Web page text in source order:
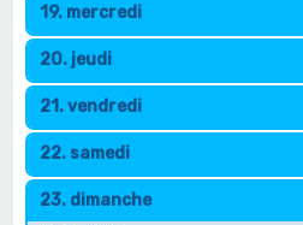
19. mercredi
20. jeudi
21. vendredi
22. samedi
23. dimanche